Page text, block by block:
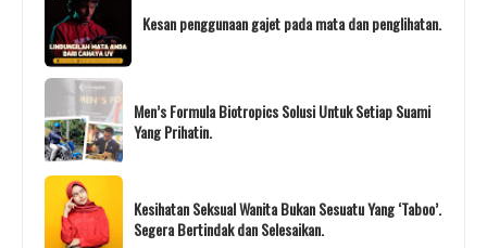
Kesan penggunaan gajet pada mata dan penglihatan.
Men’s Formula Biotropics Solusi Untuk Setiap Suami
Yang Prihatin.
Kesihatan Seksual Wanita Bukan Sesuatu Yang ‘Taboo’.
Segera Bertindak dan Selesaikan.